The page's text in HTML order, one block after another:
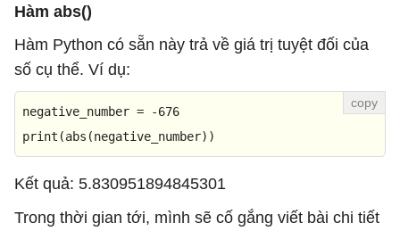
Hàm abs()
Hàm Python có sẵn này trả về giá trị tuyệt đối của
số cụ thể. Ví dụ:
negative_number = -676
print (abs (negative_number))
Kết quả: 5.830951894845301
Trong thời gian tới, mình sẽ cố gắng viết bài chi tiết